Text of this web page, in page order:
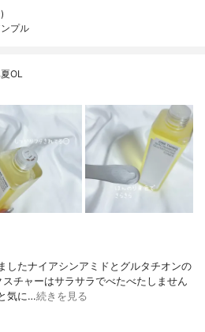
プル
OL
したナイアシンアミドとグルタチオンの
チャーはサラサラでべたべたしません
気に…続きを見る